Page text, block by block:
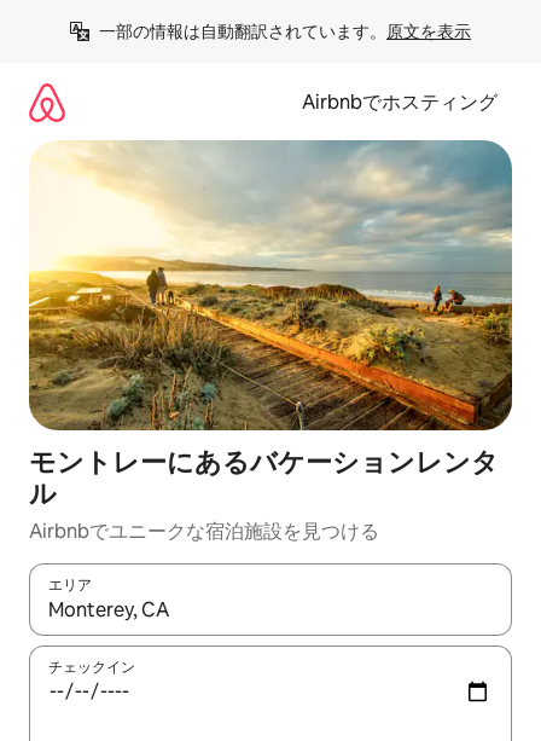
一部の情報は自動翻訳されています。 原文を表示
Airbnbでホスティング
モントレーにあるバケーションレンタ
ル
Airbnbでユニークな宿泊施設を見つける
エリア
検索結果が表示されたら、上下の矢印キーを使って移動するか
チェックイン